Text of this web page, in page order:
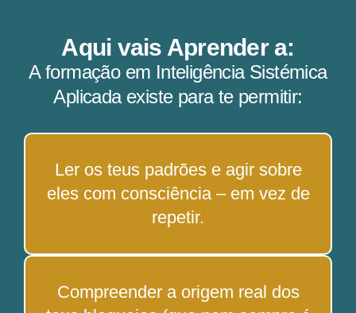
Aqui vais Aprender a:
A formação em Inteligência Sistémica
Aplicada existe para te permitir:
Ler os teus padrões e agir sobre
eles com consciência – em vez de
repetir.
Compreender a origem real dos